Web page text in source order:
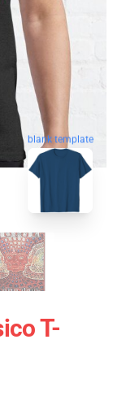
blank template
T-